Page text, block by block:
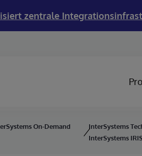
zentrale
On-Demand
InterSystems
InterSystems